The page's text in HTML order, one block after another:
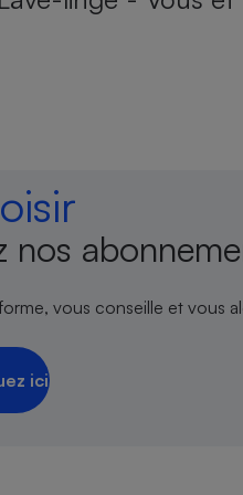
nos
vous conseille et vous
ici